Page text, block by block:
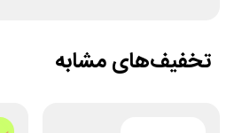
تخفیف‌های مشابه